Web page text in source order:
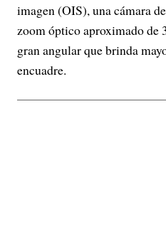
imagen (OIS), una cámara
zoom óptico aproximado de
gran angular que brinda
encuadre.